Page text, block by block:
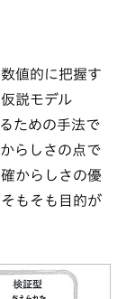
値的に把握す
説モデル
ための手法で
らしさの点で
からしさの優
もそも目的が